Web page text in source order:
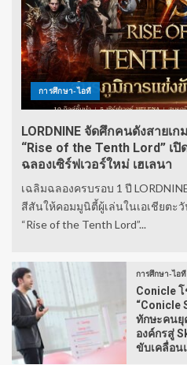
การศึกษา-ไอที
LORDNINE จัดศึกคนดังสายเ
“Rise of the Tenth Lord” เ
ฉลองเซิร์ฟเวอร์ใหม่ เฮเลนา
เฉลิมฉลองครบรอบ 1 ปี
สีสันให้คอมมูนิตี้ผู้เล่นในเอเชียตะ
“Rise of the Tenth Lord”...
การศึกษา-ไอที
Conicle
“Conicle
ทักษะคนยุ
องค์กรสู่
ขับเคลื่อน